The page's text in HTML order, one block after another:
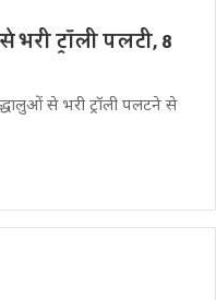
ट्राॅली पलटी, 8
से भरी ट्रॉली पलटने से